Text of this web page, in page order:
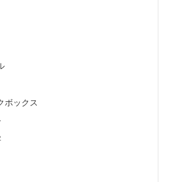
ボックス